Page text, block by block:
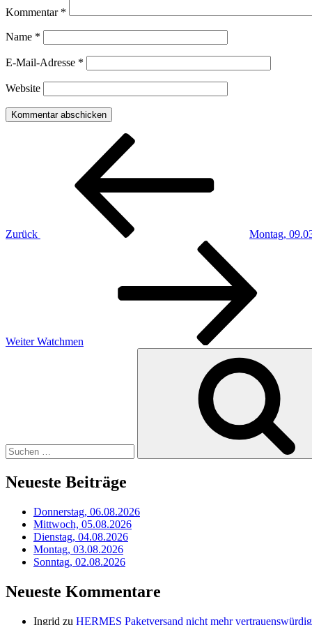
Kommentar *
Name *
E-Mail-Adresse *
Website
Beitragsnavigation
Zurück
Montag,
Weiter Watchmen
Neueste Beiträge
Donnerstag, 06.08.2026
Mittwoch, 05.08.2026
Dienstag, 04.08.2026
Montag, 03.08.2026
Sonntag, 02.08.2026
Neueste Kommentare
Ingrid zu HERMES Paketversand nicht mehr vertrauenswürdig